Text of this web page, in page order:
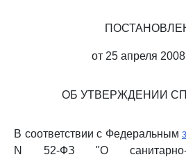
от 25 апреля 2008
ОБ УТВЕРЖДЕНИИ СП
В соответствии с Федеральным
N 52-ФЗ "О санитарно-